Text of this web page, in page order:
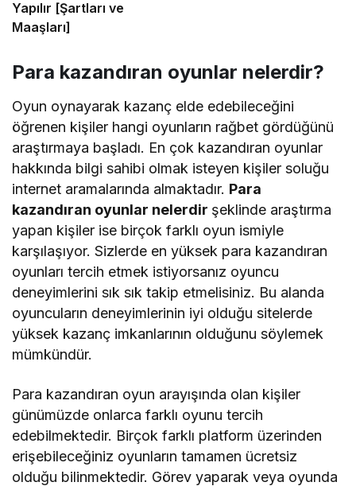
Yapılır [Şartları ve
Maaşları]
Para kazandıran oyunlar nelerdir?
Oyun oynayarak kazanç elde edebileceğini
öğrenen kişiler hangi oyunların rağbet gördüğünü
araştırmaya başladı. En çok kazandıran oyunlar
hakkında bilgi sahibi olmak isteyen kişiler soluğu
internet aramalarında almaktadır. Para
kazandıran oyunlar nelerdir şeklinde araştırma
yapan kişiler ise birçok farklı oyun ismiyle
karşılaşıyor. Sizlerde en yüksek para kazandıran
oyunları tercih etmek istiyorsanız oyuncu
deneyimlerini sık sık takip etmelisiniz. Bu alanda
oyuncuların deneyimlerinin iyi olduğu sitelerde
yüksek kazanç imkanlarının olduğunu söylemek
mümkündür.
Para kazandıran oyun arayışında olan kişiler
günümüzde onlarca farklı oyunu tercih
edebilmektedir. Birçok farklı platform üzerinden
erişebileceğiniz oyunların tamamen ücretsiz
olduğu bilinmektedir. Görev yaparak veya oyunda